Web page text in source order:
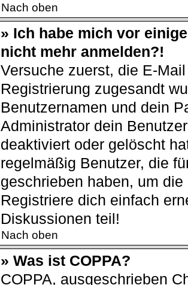
Nach oben
» Ich habe mich vor
nicht mehr anmelden?!
Versuche zuerst, die E-
Registrierung zugesandt
Benutzernamen und dein
Administrator dein
deaktiviert oder gelöscht
regelmäßig Benutzer, die
geschrieben haben, um
Registriere dich einfach
Diskussionen teil!
Nach oben
» Was ist COPPA?
COPPA, ausgeschrieben